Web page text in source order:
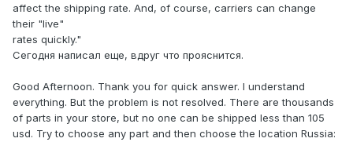
affect the shipping rate. And, of course, carriers can change
their "live"
rates quickly."
Сегодня написал еще, вдруг что прояснится.
Good Afternoon. Thank you for quick answer. I understand
everything. But the problem is not resolved. There are thousands
of parts in your store, but no one can be shipped less than 105
usd. Try to choose any part and then choose the location Russia: